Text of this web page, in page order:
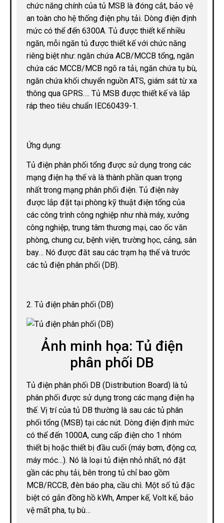
chức năng chính của tủ MSB là đóng cắt, bảo vệ
an toàn cho hệ thống điện phụ tải. Dòng điện định
mức có thể đến 6300A. Tủ được thiết kế nhiều
ngăn, mỗi ngăn tủ được thiết kế với chức năng
riêng biệt như: ngăn chứa ACB/MCCB tổng, ngăn
chứa các MCCB/MCB ngõ ra tải, ngăn chứa tụ bù,
ngăn chứa khối chuyển nguồn ATS, giám sát từ xa
thông qua GPRS…. Tủ MSB được thiết kế và lắp
ráp theo tiêu chuẩn IEC60439-1.
Ứng dụng:
Tủ điện phân phối tổng được sử dụng trong các
mạng điện hạ thế và là thành phần quan trọng
nhất trong mạng phân phối điện. Tủ điện này
được lắp đặt tại phòng kỹ thuật điện tổng của
các công trình công nghiệp như nhà máy, xưởng
công nghiệp, trung tâm thương mại, cao ốc văn
phòng, chung cư, bệnh viện, trường học, cảng, sân
bay… Nó được đăt sau các trạm hạ thế và trước
các tủ điện phân phối (DB).
2. Tủ điện phân phối (DB)
Ảnh minh họa: Tủ điện
phân phối DB
Tủ điện phân phối DB (Distribution Board) là tủ
phân phối được sử dụng trong các mạng điện hạ
thế. Vị trí của tủ DB thường là sau các tủ phân
phối tổng (MSB) tại các nút. Dòng điện định mức
có thể đến 1000A, cung cấp điện cho 1 nhóm
thiết bị hoặc thiết bị đầu cuối (máy bơm, động cơ,
máy móc…). Nó là loại tủ điện nhỏ nhất, nó đặt
gần các phụ tải, bên trong tủ chỉ bao gồm
MCB/RCCB, đèn báo pha, cầu chì. Một số tủ đặc
biệt có gắn đồng hồ kWh, Amper kế, Volt kế, bảo
vệ mất pha, tụ bù…